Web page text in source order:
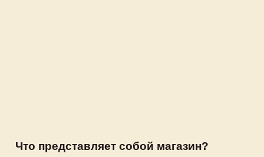
Что представляет собой магазин?